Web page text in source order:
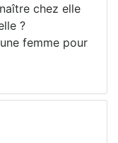
chez elle
?
femme pour